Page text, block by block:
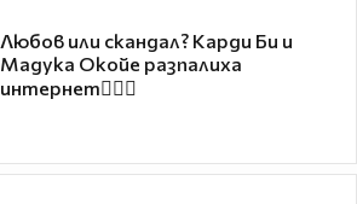
Любов или скандал? Карди Би и
Мадука Окойе разпалиха
интернет❤️‍🔥🔥